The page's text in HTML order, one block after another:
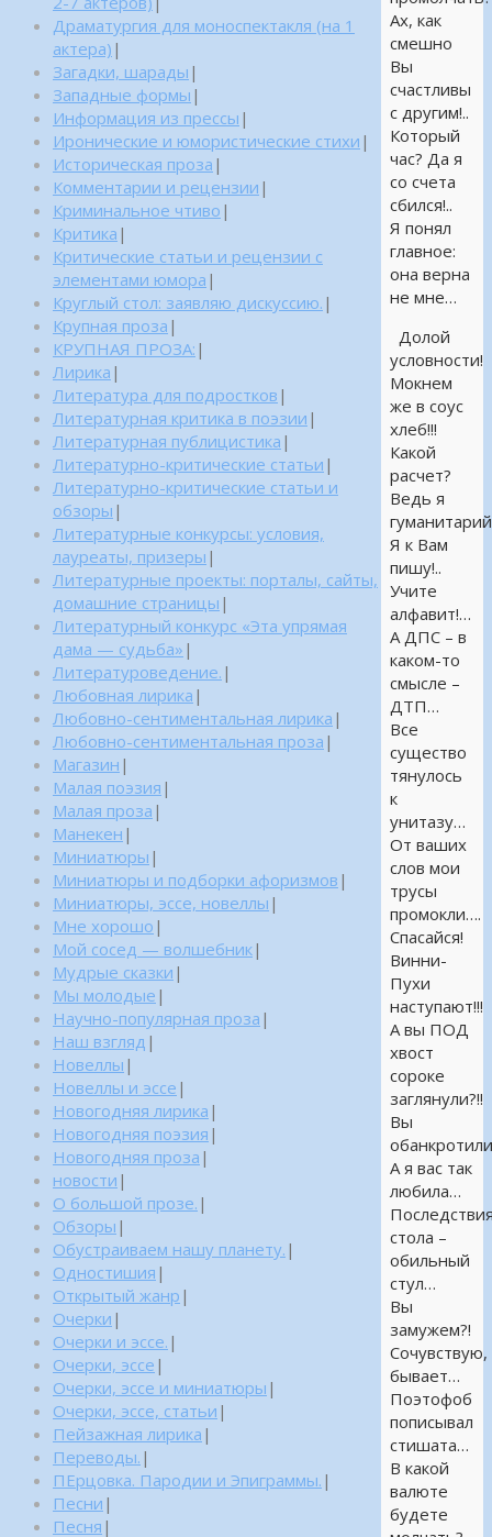
Ах, как
смешно
Вы
счастливы
с другим!..
Который
час? Да я
со счета
сбился!..
Я понял
главное:
она верна
не мне…
Долой
условности!
Мокнем
же в соус
хлеб!!!
Какой
расчет?
Ведь я
Я к Вам
пишу!..
Учите
алфавит!…
А ДПС – в
каком-то
смысле –
ДТП…
Все
существо
тянулось
к
унитазу…
От ваших
слов мои
трусы
промокли….
Спасайся!
Винни-
Пухи
наступают!!!
А вы ПОД
хвост
сороке
заглянули?!!
Вы
А я вас так
любила…
стола –
обильный
стул…
Вы
замужем?!
Сочувствую,
бывает…
Поэтофоб
пописывал
стишата…
В какой
валюте
будете
Драматургия для моноспектакля (на 1
актера) |
Загадки, шарады |
Западные формы |
Информация из прессы |
Иронические и юмористические стихи |
Историческая проза |
Комментарии и рецензии |
Криминальное чтиво |
Критика |
Критические статьи и рецензии с
элементами юмора |
Круглый стол: заявляю дискуссию. |
Крупная проза |
КРУПНАЯ ПРОЗА: |
Лирика |
Литература для подростков |
Литературная критика в поэзии |
Литературная публицистика |
Литературно-критические статьи |
Литературно-критические статьи и
обзоры |
Литературные конкурсы: условия,
лауреаты, призеры |
Литературные проекты: порталы, сайты,
домашние страницы |
Литературный конкурс «Эта упрямая
дама — судьба» |
Литературоведение. |
Любовная лирика |
Любовно-сентиментальная лирика |
Любовно-сентиментальная проза |
Магазин |
Малая поэзия |
Малая проза |
Манекен |
Миниатюры |
Миниатюры и подборки афоризмов |
Миниатюры, эссе, новеллы |
Мне хорошо |
Мой сосед — волшебник|
Мудрые сказки |
Мы молодые |
Научно-популярная проза |
Наш взгляд |
Новеллы |
Новеллы и эссе |
Новогодняя лирика |
Новогодняя поэзия |
Новогодняя проза |
новости |
О большой прозе. |
Обзоры |
Обустраиваем нашу планету. |
Одностишия |
Открытый жанр |
Очерки |
Очерки и эссе. |
Очерки, эссе |
Очерки, эссе и миниатюры |
Очерки, эссе, статьи |
Пейзажная лирика |
Переводы. |
ПЕрцовка. Пародии и Эпиграммы. |
Песни |
Песня |